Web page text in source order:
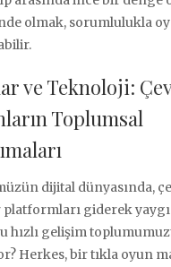
olmak, sorumlulukla
ve Teknoloji:
Toplumsal
dijital dünyasında,
giderek
hızlı gelişim
Herkes, bir tıkla oyun